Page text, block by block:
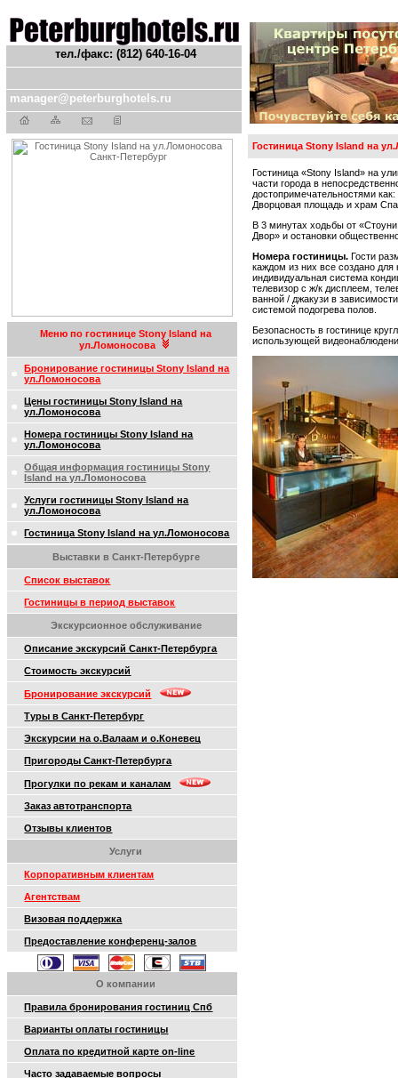
тел./факс: (812) 640-16-04
manager@peterburghotels.ru
Меню по гостинице Stony Island на
ул.Ломоносова
Бронирование гостиницы Stony Island на
ул.Ломоносова
Цены гостиницы Stony Island на
ул.Ломоносова
Номера гостиницы Stony Island на
ул.Ломоносова
Общая информация гостиницы Stony
Island на ул.Ломоносова
Услуги гостиницы Stony Island на
ул.Ломоносова
Гостиница Stony Island на ул.Ломоносова
Выставки в Санкт-Петербурге
Список выставок
Гостиницы в период выставок
Экскурсионное обслуживание
Описание экскурсий Санкт-Петербурга
Стоимость экскурсий
Бронирование экскурсий
Туры в Санкт-Петербург
Экскурсии на о.Валаам и о.Коневец
Пригороды Санкт-Петербурга
Прогулки по рекам и каналам
Заказ автотранспорта
Отзывы клиентов
Услуги
Корпоративным клиентам
Агентствам
Визовая поддержка
Предоставление конференц-залов
О компании
Правила бронирования гостиниц Спб
Варианты оплаты гостиницы
Оплата по кредитной карте on-line
Часто задаваемые вопросы
Гостиница Stony Island на
Гостиница «Stony Island» на
части города в
достопримечательностями
Дворцовая площадь и храм
В 3 минутах ходьбы от
Двор» и остановки
Номера гостиницы. Гости
каждом из них все создано
индивидуальная система
телевизор с ж/к дисплеем,
ванной / джакузи в
системой подогрева полов.
Безопасность в гостинице
использующей